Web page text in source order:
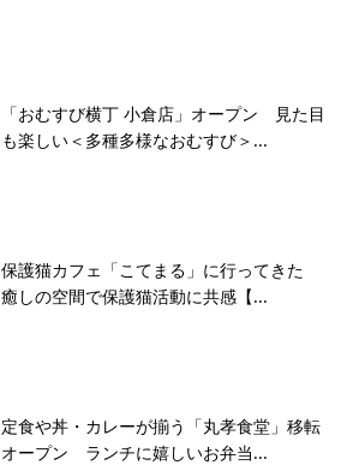
「おむすび横丁 小倉店」オープン 見た目
も楽しい＜多種多様なおむすび＞...
保護猫カフェ「こてまる」に行ってきた
癒しの空間で保護猫活動に共感【...
定食や丼・カレーが揃う「丸孝食堂」移転
オープン ランチに嬉しいお弁当...